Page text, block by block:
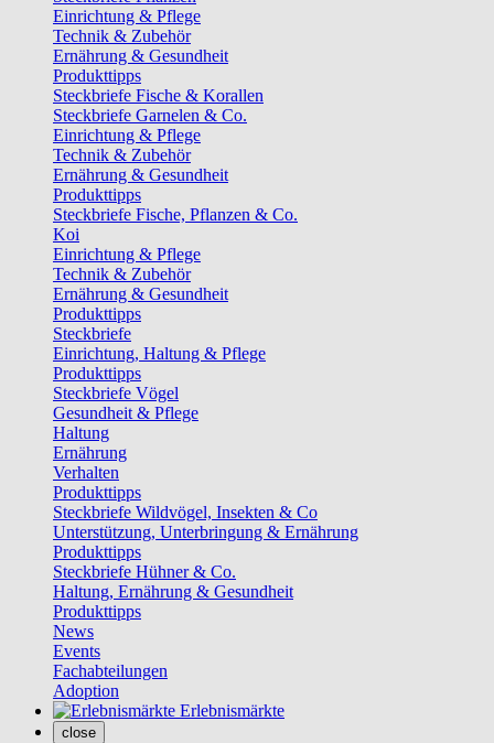
Einrichtung & Pflege
Technik & Zubehör
Ernährung & Gesundheit
Produkttipps
Steckbriefe Fische & Korallen
Steckbriefe Garnelen & Co.
Einrichtung & Pflege
Technik & Zubehör
Ernährung & Gesundheit
Produkttipps
Steckbriefe Fische, Pflanzen & Co.
Koi
Einrichtung & Pflege
Technik & Zubehör
Ernährung & Gesundheit
Produkttipps
Steckbriefe
Einrichtung, Haltung & Pflege
Produkttipps
Steckbriefe Vögel
Gesundheit & Pflege
Haltung
Ernährung
Verhalten
Produkttipps
Steckbriefe Wildvögel, Insekten & Co
Unterstützung, Unterbringung & Ernährung
Produkttipps
Steckbriefe Hühner & Co.
Haltung, Ernährung & Gesundheit
Produkttipps
News
Events
Fachabteilungen
Adoption
Erlebnismärkte
close